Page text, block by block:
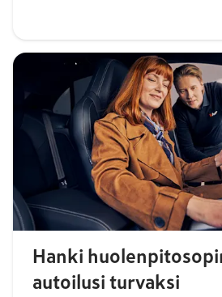
Hanki
autoilusi turvaksi